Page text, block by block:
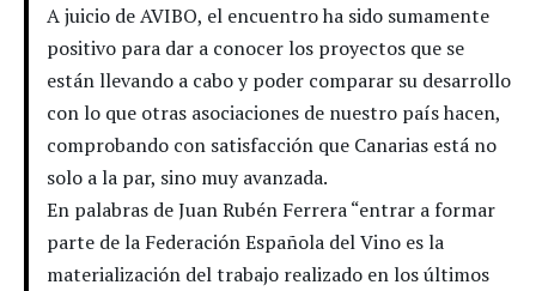
A juicio de AVIBO, el encuentro ha sido sumamente
positivo para dar a conocer los proyectos que se
están llevando a cabo y poder comparar su desarrollo
con lo que otras asociaciones de nuestro país hacen,
comprobando con satisfacción que Canarias está no
solo a la par, sino muy avanzada.
En palabras de Juan Rubén Ferrera “entrar a formar
parte de la Federación Española del Vino es la
materialización del trabajo realizado en los últimos